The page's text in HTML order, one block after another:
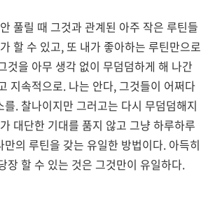
풀릴 때 그것과 관계된 아주 작은 루틴들
할 수 있고, 또 내가 좋아하는 루틴만으로
것을 아무 생각 없이 무덤덤하게 해 나간
지속적으로. 나는 안다, 그것들이 어쩌다
를. 찰나이지만 그러고는 다시 무덤덤해지
대단한 기대를 품지 않고 그냥 하루하루
의 루틴을 갖는 유일한 방법이다. 아득히
장 할 수 있는 것은 그것만이 유일하다.